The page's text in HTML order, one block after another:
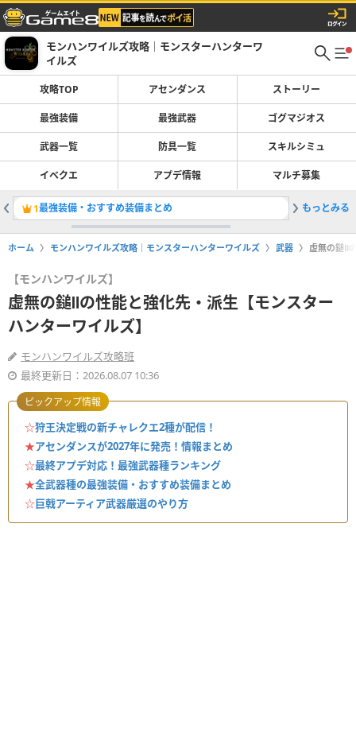
モンハンワイルズ攻略｜モンスターハンターワ
イルズ
攻略TOP アセンダンス ストーリー
最強装備 最強武器 ゴグマジオス
武器一覧 防具一覧 スキルシミュ
イベクエ アプデ情報 マルチ募集
1最強装備・おすすめ装備まとめ 2最強武
もっとみる
ホーム モンハンワイルズ攻略｜モンスターハンターワイルズ 武器 虚無の鎚Ⅱ
【モンハンワイルズ】
虚無の鎚Ⅱの性能と強化先・派生【モンスター
ハンターワイルズ】
モンハンワイルズ攻略班
最終更新日：2026.08.07 10:36
☆狩王決定戦の新チャレクエ2種が配信！
★アセンダンスが2027年に発売！情報まとめ
☆最終アプデ対応！最強武器種ランキング
★全武器種の最強装備・おすすめ装備まとめ
☆巨戟アーティア武器厳選のやり方
ピックアップ情報